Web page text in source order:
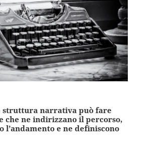
struttura narrativa può fare
che ne indirizzano il percorso,
l’andamento e ne definiscono